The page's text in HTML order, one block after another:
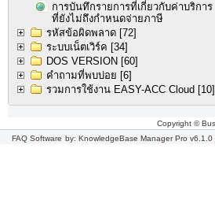
การบันทึกรายการที่เกี่ยวกับค่าบริการ
ที่ยังไม่ถึงกำหนดจ่ายภาษี
รหัสข้อผิดพลาด [72]
ระบบเน็ตเวิร์ค [34]
DOS VERSION [60]
คำถามที่พบบ่อย [6]
รวมการใช้งาน EASY-ACC Cloud [10]
Copyright ©
FAQ Software by: KnowledgeBase Manager Pro v6.1.0